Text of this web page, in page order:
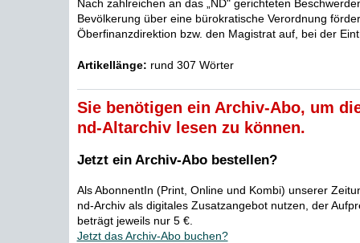
Nach zahlreichen an das „ND" gerichteten
Bevölkerung über eine bürokratische Verordnung
Öberfinanzdirektion bzw. den Magistrat auf, bei der
Artikellänge: rund 307 Wörter
Sie benötigen ein Archiv-Abo, um
nd-Altarchiv lesen zu können.
Jetzt ein Archiv-Abo bestellen?
Als AbonnentIn (Print, Online und Kombi) unserer
nd-Archiv als digitales Zusatzangebot nutzen, der
beträgt jeweils nur 5 €.
Jetzt das Archiv-Abo buchen?